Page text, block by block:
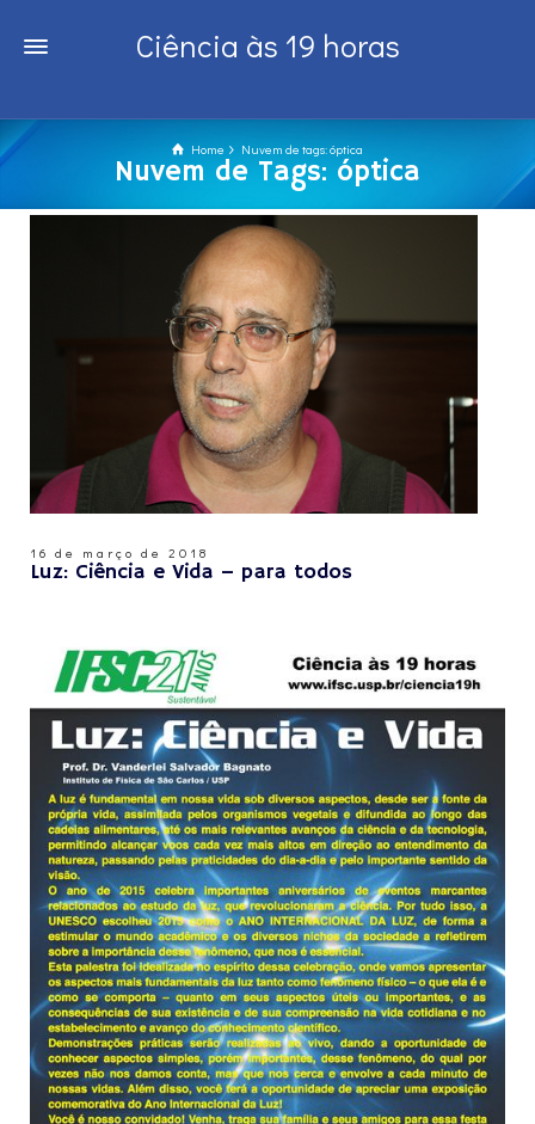
Ciência às 19 horas
Home Nuvem de tags: óptica
Nuvem de Tags: óptica
16 de março de 2018
Luz: Ciência e Vida – para todos